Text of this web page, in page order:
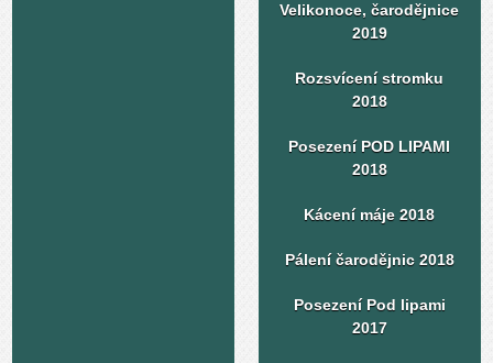
Velikonoce, čarodějnice
2019
Rozsvícení stromku
2018
Posezení POD LIPAMI
2018
Kácení máje 2018
Pálení čarodějnic 2018
Posezení Pod lipami
2017